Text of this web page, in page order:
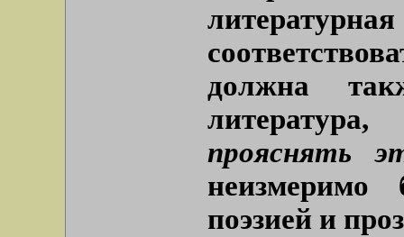
должна
прояснять
поэзией и